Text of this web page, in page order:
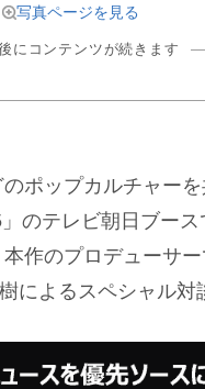
写真ページを見る
にコンテンツが続きます
ポップカルチャーを
のテレビ朝日ブー
作のプロデューサ
によるスペシャル対